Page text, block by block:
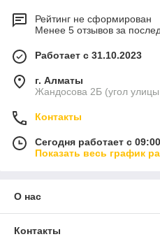
Рейтинг не сформирован
Менее 5 отзывов за
Работает с 31.10.2023
г. Алматы
Жандосова 2Б (угол
Контакты
Сегодня работает с
Показать весь график
О нас
Контакты